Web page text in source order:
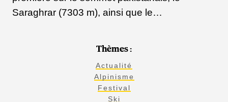
Saraghrar (7303 m), ainsi que le…
Thèmes :
Actualité
Alpinisme
Festival
Ski